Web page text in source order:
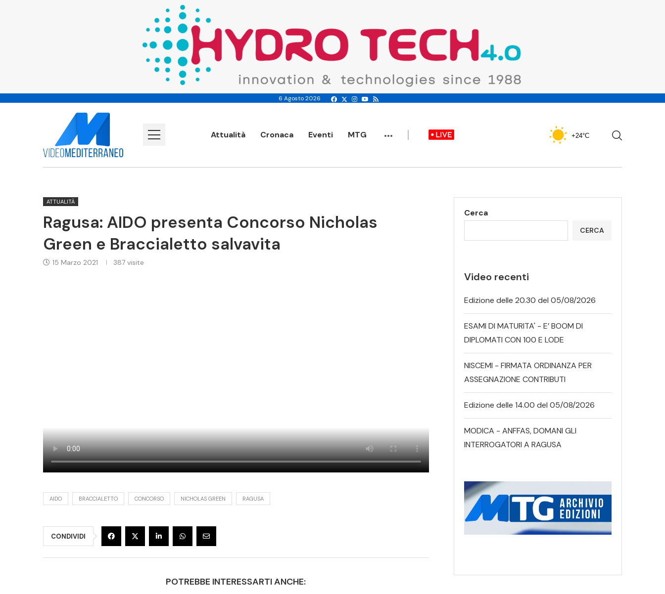
6 Agosto 2026
Attualità Cronaca Eventi MTG ... +24°C
ATTUALITÀ
Ragusa: AIDO presenta Concorso Nicholas
Green e Braccialetto salvavita
15 Marzo 2021 387 visite
AIDO BRACCIALETTO CONCORSO NICHOLAS GREEN RAGUSA
CONDIVIDI
POTREBBE INTERESSARTI ANCHE:
Cerca
CERCA
Video recenti
Edizione delle 20.30 del 05/08/2026
ESAMI DI MATURITA' - E’ BOOM DI
DIPLOMATI CON 100 E LODE
NISCEMI - FIRMATA ORDINANZA PER
ASSEGNAZIONE CONTRIBUTI
Edizione delle 14.00 del 05/08/2026
MODICA - ANFFAS, DOMANI GLI
INTERROGATORI A RAGUSA